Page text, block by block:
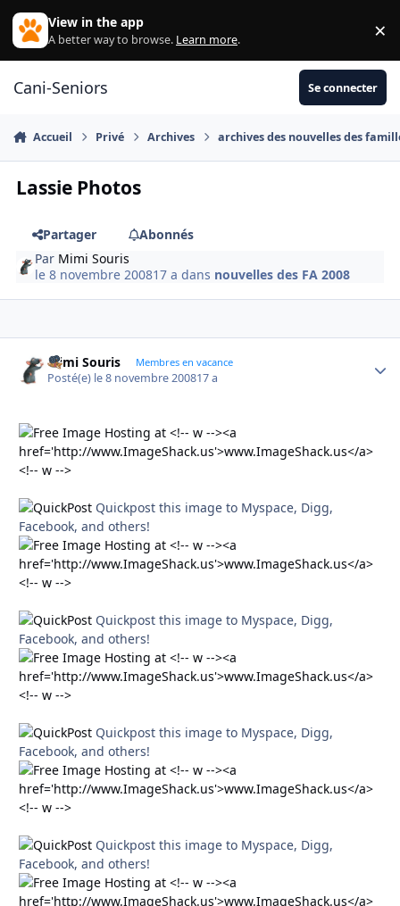
Aller au contenu
View in the app
A better way to browse. Learn more. ×
Cani-Seniors Se connecter
Accueil Privé Archives archives des nouvelles des
Lassie Photos
Partager
Abonnés
Par Mimi Souris
le 8 novembre 200817 a dans nouvelles des FA 2008
Mimi Souris Membres en vacance
Posté(e) le 8 novembre 200817 a
Quickpost this image to Myspace, Digg,
Facebook, and others!
Quickpost this image to Myspace, Digg,
Facebook, and others!
Quickpost this image to Myspace, Digg,
Facebook, and others!
Quickpost this image to Myspace, Digg,
Facebook, and others!